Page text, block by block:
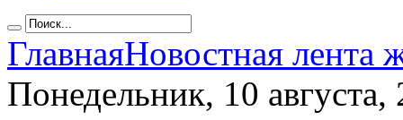
ГлавнаяНовостная лента
Понедельник, 10 августа,